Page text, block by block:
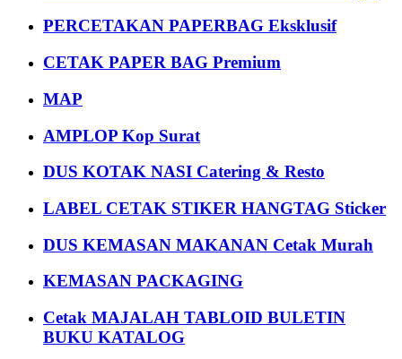
PERCETAKAN PAPERBAG Eksklusif
CETAK PAPER BAG Premium
MAP
AMPLOP Kop Surat
DUS KOTAK NASI Catering & Resto
LABEL CETAK STIKER HANGTAG Sticker
DUS KEMASAN MAKANAN Cetak Murah
KEMASAN PACKAGING
Cetak MAJALAH TABLOID BULETIN
BUKU KATALOG